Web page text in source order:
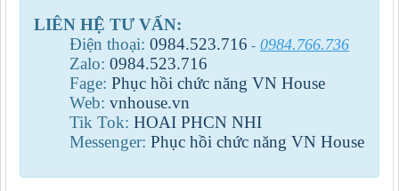
LIÊN HỆ TƯ VẤN:
Điện thoại: 0984.523.716 - 0984.766.736
Zalo: 0984.523.716
Fage: Phục hồi chức năng VN House
Web: vnhouse.vn
Tik Tok: HOAI PHCN NHI
Messenger: Phục hồi chức năng VN House